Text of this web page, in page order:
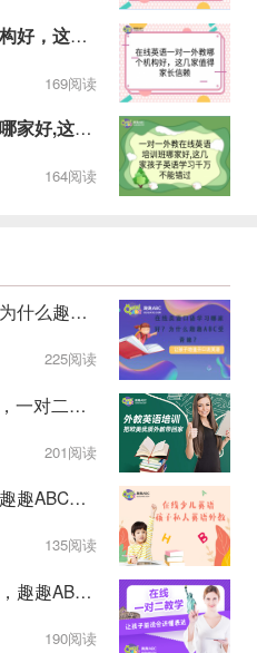
在线英语一对一外教哪个机构好，这几家值得家长信赖
169阅读
一对一外教在线英语培训班哪家好,这几家孩子英语学习千万不能错
164阅读
在线英语口语学习哪家好？为什么趣趣ABC受青睐？
225阅读
趣趣ABC坚守教育行业标准，一对二课程模式受认可
201阅读
在线教育模式日趋多元化，趣趣ABC教学服务显特色
135阅读
在线英语教育需求持续上升，趣趣ABC一对二模式获认可
190阅读